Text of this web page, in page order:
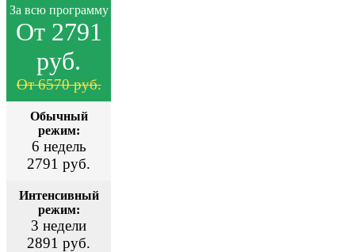
За всю программу
От 2791
руб.
От 6570 руб.
Обычный
режим:
6 недель
2791 руб.
Интенсивный
режим:
3 недели
2891 руб.